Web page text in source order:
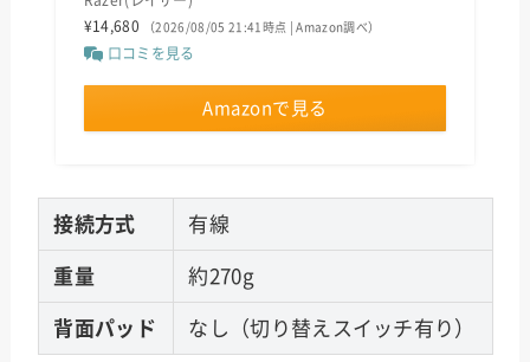
¥14,680
（2026/08/05 21:41時点 | Amazon調べ）
口コミを見る
Amazonで見る
接続方式 有線
重量 約270g
背面パッド なし（切り替えスイッチ有り）